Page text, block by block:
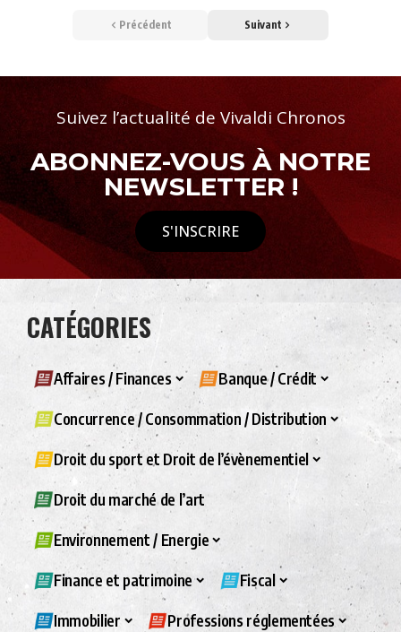
Précédent Suivant
Suivez l’actualité de Vivaldi Chronos
ABONNEZ-VOUS À NOTRE
NEWSLETTER !
S'INSCRIRE
CATÉGORIES
Affaires / Finances Banque / Crédit
Concurrence / Consommation / Distribution
Droit du sport et Droit de l’évènementiel
Droit du marché de l’art
Environnement / Energie
Finance et patrimoine Fiscal
Immobilier Professions réglementées